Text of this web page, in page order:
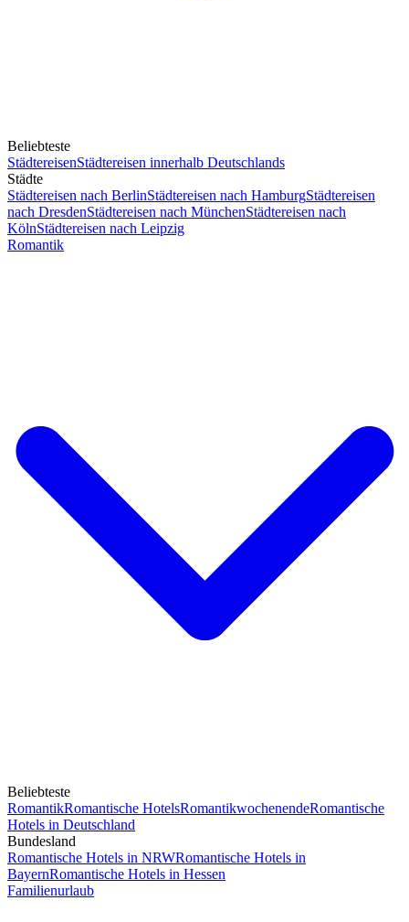
Beliebteste
StädtereisenStädtereisen innerhalb Deutschlands
Städte
Städtereisen nach BerlinStädtereisen nach HamburgStädtereisen
nach DresdenStädtereisen nach MünchenStädtereisen nach
KölnStädtereisen nach Leipzig
Romantik
Beliebteste
RomantikRomantische HotelsRomantikwochenendeRomantische
Hotels in Deutschland
Bundesland
Romantische Hotels in NRWRomantische Hotels in
BayernRomantische Hotels in Hessen
Familienurlaub